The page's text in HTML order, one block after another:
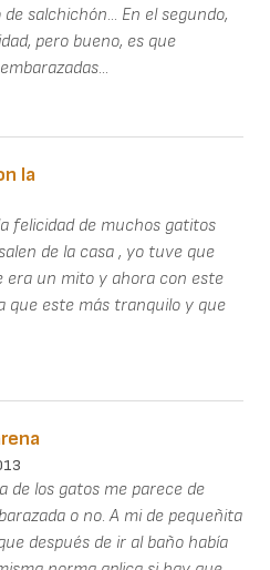
salchichón... En el segundo,
pero bueno, es que
la
felicidad de muchos gatitos
de la casa , yo tuve que
era un mito y ahora con este
que este más tranquilo y que
de los gatos me parece de
o no. A mi de pequeñita
después de ir al baño había